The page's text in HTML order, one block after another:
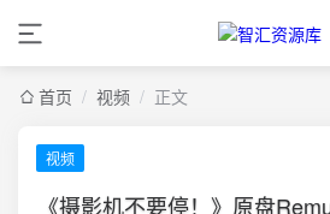
首页 / 视频 / 正文
视频
《摄影机不要停！》原盘